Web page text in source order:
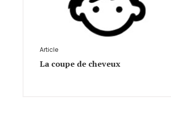
Article
La coupe de cheveux